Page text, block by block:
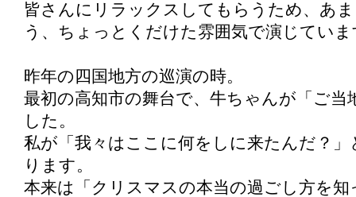
皆さんにリラックスしてもらうため、あ
う、ちょっとくだけた雰囲気で演じてい
昨年の四国地方の巡演の時。
最初の高知市の舞台で、牛ちゃんが「ご当
した。
私が「我々はここに何をしに来たんだ？
ります。
本来は「クリスマスの本当の過ごし方を知